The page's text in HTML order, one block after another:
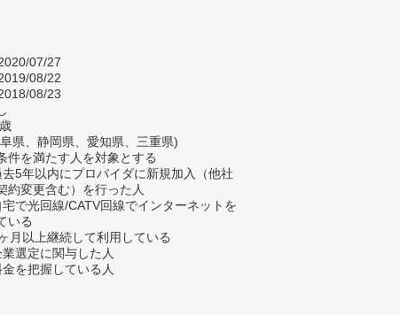
07/27
08/22
08/23
県、静岡県、愛知県、三重県)
件を満たす人を対象とする
去5年以内にプロバイダに新規加入（他社
約変更含む）を行った人
宅で光回線/CATV回線でインターネットを
いる
月以上継続して利用している
業選定に関与した人
金を把握している人